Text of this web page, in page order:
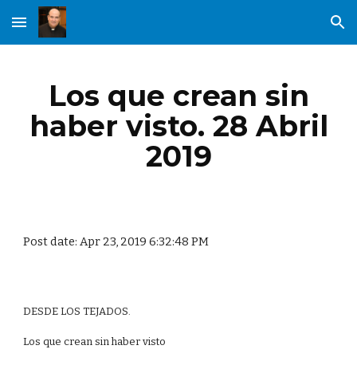
Skip to main content Skip to navigation
Los que crean sin
haber visto. 28 Abril
2019
Post date: Apr 23, 2019 6:32:48 PM
DESDE LOS TEJADOS.
Los que crean sin haber visto